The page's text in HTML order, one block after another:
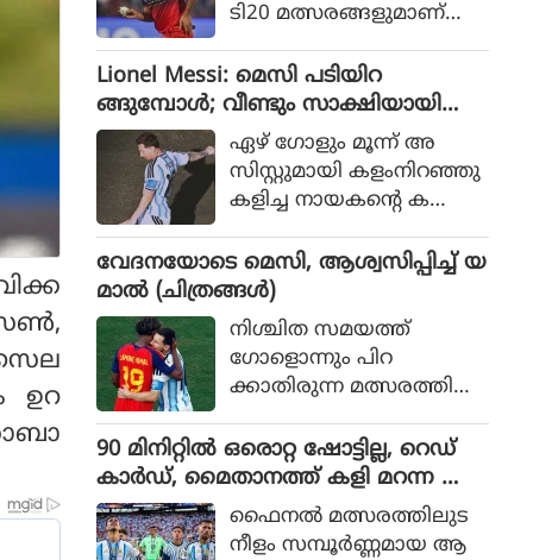
ഉറ
ടി20 മത്സരങ്ങളുമാണ്
ളിച്ചിട്ടുള്ളത്.
Lionel Messi: മെസി പടിയിറ
ങ്ങുമ്പോൾ; വീണ്ടും സാക്ഷിയായി
മെറ്റ്‌ലൈഫ് ഏഴ് ഗോളും മൂന്ന് അ
സിസ്റ്റുമായി കളംനിറഞ്ഞു
കളിച്ച നായകന്റെ ക
36 വർഷങ്ങൾക്കു ശേഷം
വിശ്വകിരീടം
വേദനയോടെ മെസി, ആശ്വസിപ്പിച്ച് യ
മാൽ (ചിത്രങ്ങൾ)
നിശ്ചിത സമയത്ത്
ഗോളൊന്നും പിറ
ക്കാതിരുന്ന മത്സരത്തിൽ
സ്‌പെയിൻ ഗോൾ നേടിയ
ത്
90 മിനിറ്റിൽ ഒരൊറ്റ ഷോട്ടില്ല, റെഡ്
കാർഡ്, മൈതാനത്ത് കളി മറന്ന അർ
ജൻ്റീന, സ്പെയിനിന് മാത്രം അർഹത
പ്പെട്ട കിരീടം
ഫൈനല്‍ മത്സരത്തിലുട
നീളം സമ്പൂര്‍ണ്ണമായ ആ